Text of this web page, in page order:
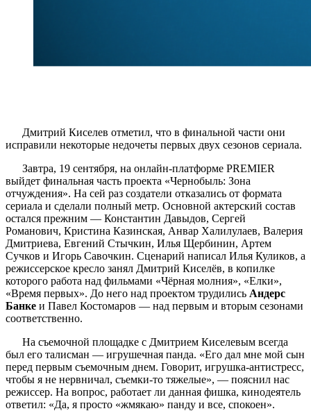
Дмитрий Киселев отметил, что в финальной части они
исправили некоторые недочеты первых двух сезонов сериала.
Завтра, 19 сентября, на онлайн-платформе PREMIER
выйдет финальная часть проекта «Чернобыль: Зона
отчуждения». На сей раз создатели отказались от формата
сериала и сделали полный метр. Основной актерский состав
остался прежним — Константин Давыдов, Сергей
Романович, Кристина Казинская, Анвар Халилулаев, Валерия
Дмитриева, Евгений Стычкин, Илья Щербинин, Артем
Сучков и Игорь Савочкин. Сценарий написал Илья Куликов, а
режиссерское кресло занял Дмитрий Киселёв, в копилке
которого работа над фильмами «Чёрная молния», «Елки»,
«Время первых». До него над проектом трудились Андерс
Банке и Павел Костомаров — над первым и вторым сезонами
соответственно.
На съемочной площадке с Дмитрием Киселевым всегда
был его талисман — игрушечная панда. «Его дал мне мой сын
перед первым съемочным днем. Говорит, игрушка-антистресс,
чтобы я не нервничал, съемки-то тяжелые», — пояснил нас
режиссер. На вопрос, работает ли данная фишка, кинодеятель
ответил: «Да, я просто «жмякаю» панду и все, спокоен».